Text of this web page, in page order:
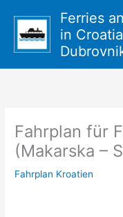
Inhalt
springen
Ferries
in
Fahrplan für
(Makarska –
Fahrplan Kroatien